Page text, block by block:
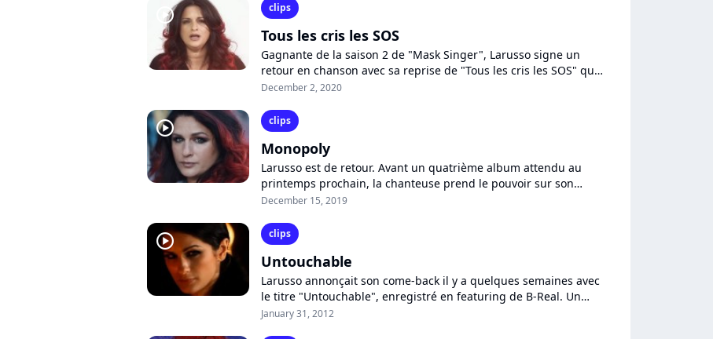
player2 clips
Tous les cris les SOS
Gagnante de la saison 2 de "Mask Singer", Larusso signe un
retour en chanson avec sa reprise de "Tous les cris les SOS" qui
a ému les téléspectateurs...
December 2, 2020
player2 clips
Monopoly
Larusso est de retour. Avant un quatrième album attendu au
printemps prochain, la chanteuse prend le pouvoir sur son
nouveau single "Monopoly"; Déouvrez...
December 15, 2019
player2 clips
Untouchable
Larusso annonçait son come-back il y a quelques semaines avec
le titre "Untouchable", enregistré en featuring de B-Real. Un
teaser devançait la diffusion...
January 31, 2012